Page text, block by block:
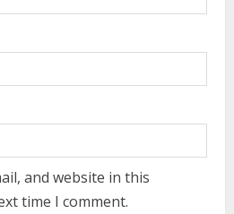
and website in this
time I comment.